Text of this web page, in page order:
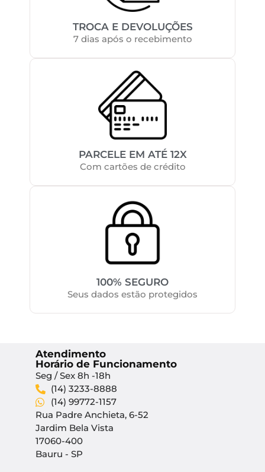
TROCA E DEVOLUÇÕES
7 dias após o recebimento
PARCELE EM ATÉ 12X
Com cartões de crédito
100% SEGURO
Seus dados estão protegidos
Atendimento
Horário de Funcionamento
Seg / Sex 8h -18h
(14) 3233-8888
(14) 99772-1157
Rua Padre Anchieta, 6-52
Jardim Bela Vista
17060-400
Bauru - SP